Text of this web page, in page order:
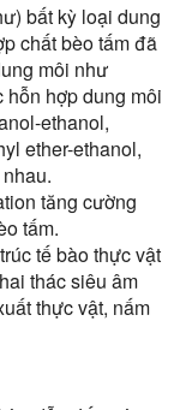
bất kỳ loại dung
chất bèo tấm đã
môi như
hợp dung môi
ethanol,
ether-ethanol,
tăng cường
tấm.
tế bào thực vật
thác siêu âm
thực vật, nấm